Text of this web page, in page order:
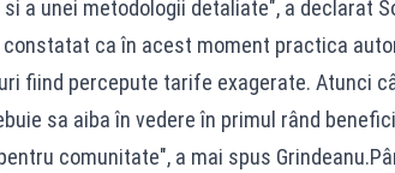
a unei metodologii detaliate", a declarat
constatat ca în acest moment practica
fiind percepute tarife exagerate. Atunci
sa aiba în vedere în primul rând
comunitate", a mai spus